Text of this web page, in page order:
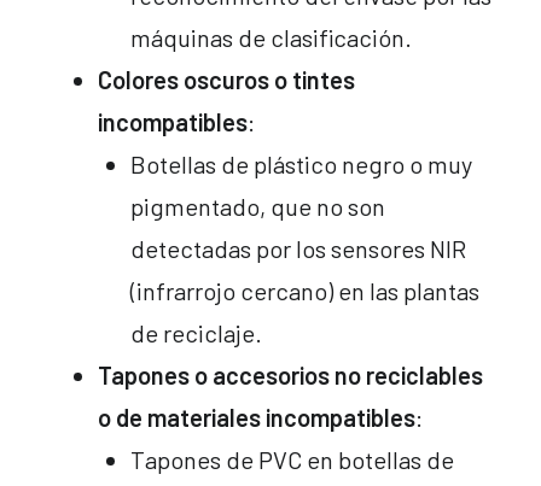
máquinas de clasificación.
Colores oscuros o tintes
incompatibles:
Botellas de plástico negro o muy
pigmentado, que no son
detectadas por los sensores NIR
(infrarrojo cercano) en las plantas
de reciclaje.
Tapones o accesorios no reciclables
o de materiales incompatibles:
Tapones de PVC en botellas de